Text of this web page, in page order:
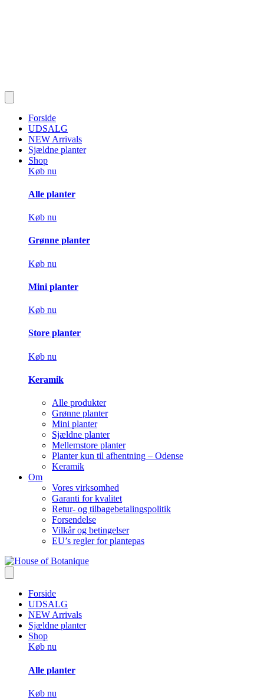
Forside
UDSALG
NEW Arrivals
Sjældne planter
Shop
Køb nu
Alle planter
Køb nu
Grønne planter
Køb nu
Mini planter
Køb nu
Store planter
Køb nu
Keramik
Alle produkter
Grønne planter
Mini planter
Sjældne planter
Mellemstore planter
Planter kun til afhentning – Odense
Keramik
Om
Vores virksomhed
Garanti for kvalitet
Retur- og tilbagebetalingspolitik
Forsendelse
Vilkår og betingelser
EU’s regler for plantepas
Forside
UDSALG
NEW Arrivals
Sjældne planter
Shop
Køb nu
Alle planter
Køb nu